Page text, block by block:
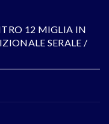
12 MIGLIA IN
SERALE /